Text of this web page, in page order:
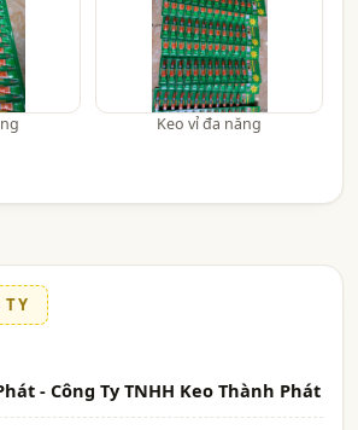
Keo vỉ đa năng
TY
- Công Ty TNHH Keo Thành Phát